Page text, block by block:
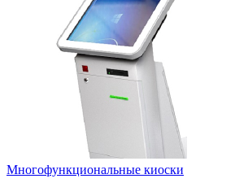
Многофункциональные киоски